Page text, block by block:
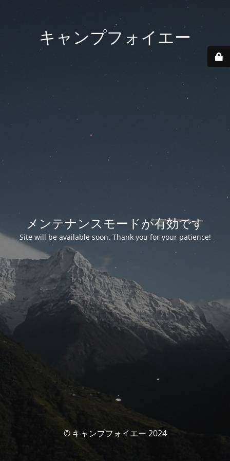
キャンプフォイエー
メンテナンスモードが有効です
Site will be available soon. Thank you for your patience!
© キャンプフォイエー 2024